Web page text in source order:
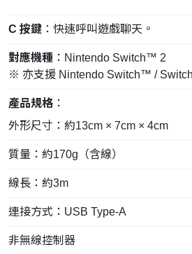
C 按鍵 ：快速呼叫遊戲聊天。
對應機種 ：Nintendo Switch™ 2
※ 亦支援 Nintendo Switch™ /
產品規格 ：
外形尺寸：約13cm × 7cm × 4cm
質量：約170g（含線）
線長：約3m
連接方式：USB Type-A
非無線控制器